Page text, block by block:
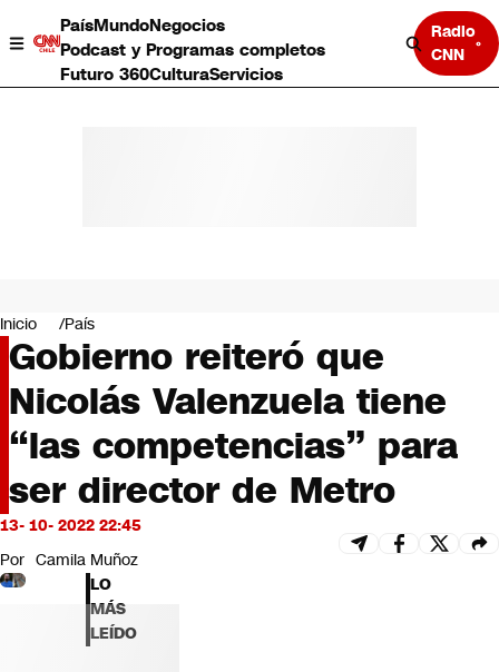
PaísMundoNegocios
Podcast y Programas completos
Futuro 360CulturaServicios
Radio
CNN
Negocios
Deportes
Programas completos
Cultura
Servicios
Bits
CNN tiempo
Futuro 360
Inicio País
Gobierno reiteró que
Nicolás Valenzuela tiene
“las competencias” para
ser director de Metro
13- 10- 2022 22:45
Por Camila Muñoz
LO
MÁS
LEÍDO